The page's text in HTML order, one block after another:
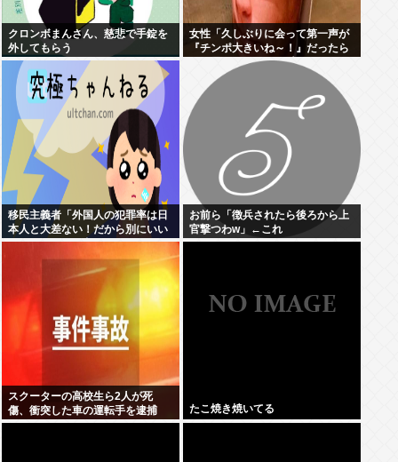
クロンボまんさん、慈悲で手錠を
外してもらう
女性「久しぶりに会って第一声が
『チンポ大きいね～！』だったら
どう思う？ おぱーい大きいねはそ
ういう事なんだよ。」
移民主義者「外国人の犯罪率は日
本人と大差ない！だから別にいい
だろ！」←いや良くないよね
お前ら「徴兵されたら後ろから上
官撃つわw」←これ
スクーターの高校生ら2人が死
傷、衝突した車の運転手を逮捕
たこ焼き焼いてる